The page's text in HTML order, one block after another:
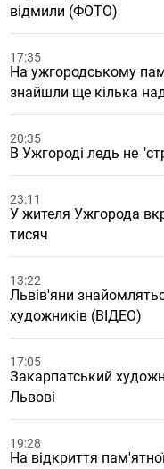
відмили (ФОТО)
17:35
На ужгородському
знайшли ще кілька
20:35
В Ужгороді ледь не
23:11
У жителя Ужгорода
тисяч
13:22
Львів'яни
художників (ВІДЕО)
17:05
Закарпатський
Львові
19:28
На відкриття